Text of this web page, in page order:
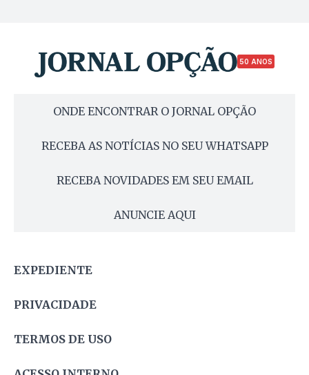
50 ANOS
ONDE ENCONTRAR O JORNAL OPÇÃO
RECEBA AS NOTÍCIAS NO SEU WHATSAPP
RECEBA NOVIDADES EM SEU EMAIL
ANUNCIE AQUI
EXPEDIENTE
PRIVACIDADE
TERMOS DE USO